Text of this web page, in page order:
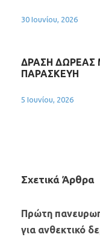
30 Ιουνίου, 2026
ΔΡΑΣΗ ΔΩΡΕΑΣ
ΠΑΡΑΣΚΕΥΗ
5 Ιουνίου, 2026
Σχετικά Άρθρα
Πρώτη
για ανθεκτικό